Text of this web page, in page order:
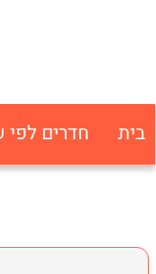
בית חדרים